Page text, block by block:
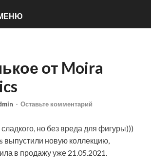
от Moira
- Оставьте комментарий
но без вреда для фигуры)))
выпустили новую коллекцию,
в продажу уже 21.05.2021.